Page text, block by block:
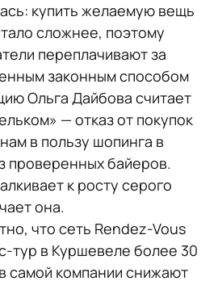
купить желаемую вещь
сложнее, поэтому
переплачивают за
законным способом
Ольга Дайбова считает
— отказ от покупок
в пользу шопинга в
проверенных байеров.
к росту серого
она.
что сеть Rendez-Vous
тур в Куршевеле более 30
самой компании снижают